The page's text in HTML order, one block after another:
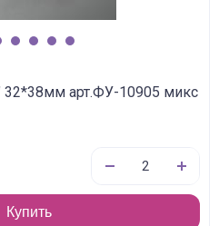
32*38мм арт.ФУ-10905 микс
Купить